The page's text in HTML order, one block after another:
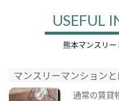
USEFUL
熊本マンスリ
マンスリーマンションと
通常の賃貸